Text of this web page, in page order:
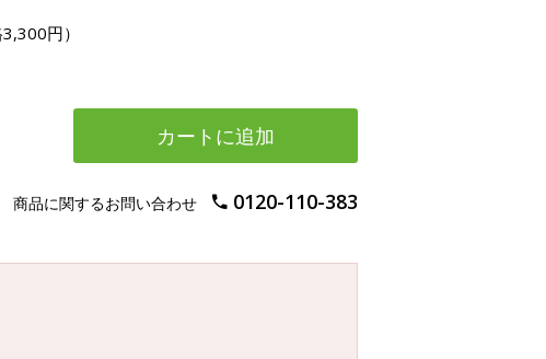
円）
カートに追加
商品に関するお問い合わせ 0120-110-383